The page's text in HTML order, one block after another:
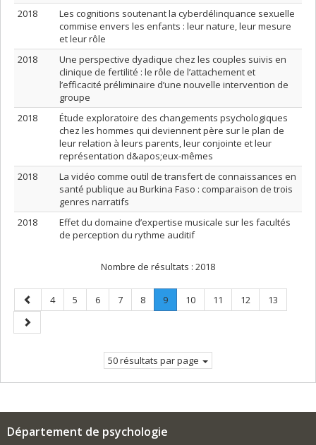
2018
Les cognitions soutenant la cyberdélinquance sexuelle
commise envers les enfants : leur nature, leur mesure
et leur rôle
2018
Une perspective dyadique chez les couples suivis en
clinique de fertilité : le rôle de l’attachement et
l’efficacité préliminaire d’une nouvelle intervention de
groupe
2018
Étude exploratoire des changements psychologiques
chez les hommes qui deviennent père sur le plan de
leur relation à leurs parents, leur conjointe et leur
représentation d&apos;eux-mêmes
2018
La vidéo comme outil de transfert de connaissances en
santé publique au Burkina Faso : comparaison de trois
genres narratifs
2018
Effet du domaine d’expertise musicale sur les facultés
de perception du rythme auditif
Nombre de résultats : 2018
Page
précédente
Page
4 Page
5 Page
6 Page
7 Page
8 Page
9.
Page
Page
10 Page
11 Page
12 Page
13
Page
suivante
50 résultats par page
Département de psychologie